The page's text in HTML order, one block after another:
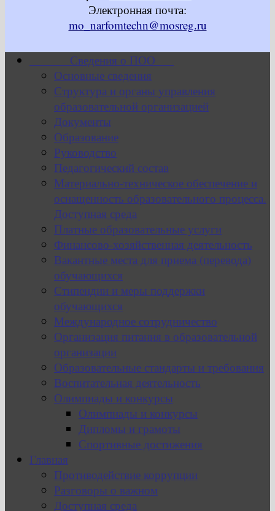
Электронная почта:
mo_narfomtechn@mosreg.ru
Сведения о ПОО
Основные сведения
Структура и органы управления
образовательной организацией
Документы
Образование
Руководство
Педагогический состав
Материально-техническое обеспечение и
оснащенность образовательного процесса.
Доступная среда
Платные образовательные услуги
Финансово-хозяйственная деятельность
Вакантные места для приема (перевода)
обучающихся
Стипендии и меры поддержки
обучающихся
Международное сотрудничество
Организация питания в образовательной
организации
Образовательные стандарты и требования
Воспитательная деятельность
Олимпиады и конкурсы
Олимпиады и конкурсы
Дипломы и грамоты
Спортивные достижения
Главная
Противодействие коррупции
Разговоры о важном
Доступная среда